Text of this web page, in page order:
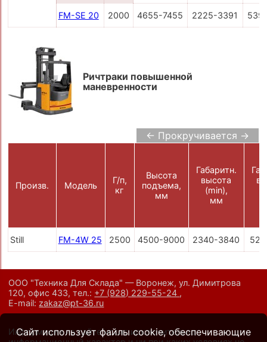
FM-SE 20 2000 4655-7455 2225-3391
Ричтраки повышенной
маневренности
← Прокручивается →
Произв. Модель
Г/п,
кг
Высота
подъема,
мм
Габаритн.
высота
(min),
мм
Still FM-4W 25 2500 4500-9000 2340-3840
ООО "Техника Для Склада" — Воронеж, ул. Димитрова
120, офис 433,тел.: +7 (928) 229-55-24 ,
E-mail: zakaz@pt-36.ru
Информация на сайте носит исключительно
Сайт использует файлы cookie, обеспечивающие